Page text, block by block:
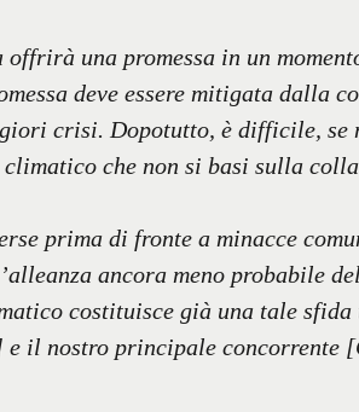
una promessa in un
deve essere mitigata dalla
crisi. Dopotutto, è difficile, se
che non si basi sulla
prima di fronte a minacce
ancora meno probabile
costituisce già una tale
il nostro principale concorrente